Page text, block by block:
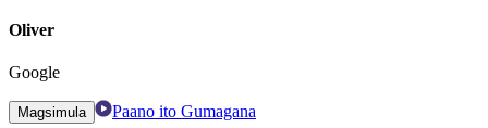
Oliver
Google
Magsimula Paano ito Gumagana